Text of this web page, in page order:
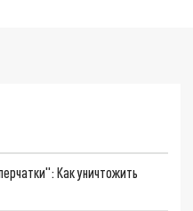
Как уничтожить